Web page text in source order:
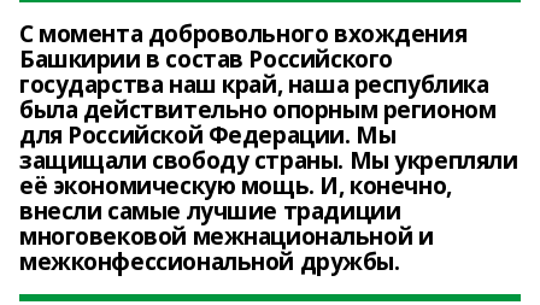
С момента добровольного вхождения
Башкирии в состав Российского
государства наш край, наша республика
была действительно опорным регионом
для Российской Федерации. Мы
защищали свободу страны. Мы укрепляли
её экономическую мощь. И, конечно,
внесли самые лучшие традиции
многовековой межнациональной и
межконфессиональной дружбы.